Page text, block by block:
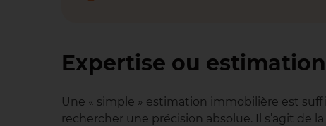
Expertise ou
Une « simple » estimation immobilière est
rechercher une précision absolue. Il s’agit de